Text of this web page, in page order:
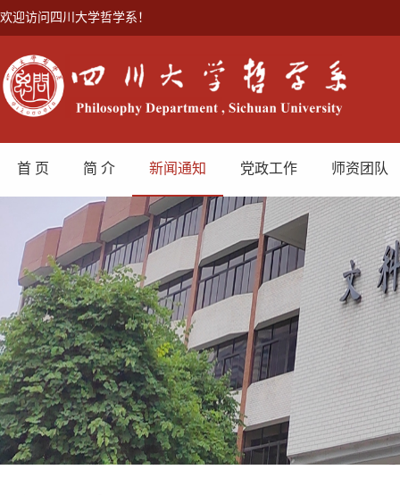
欢迎访问四川大学哲学系！
首 页 简 介 新闻通知 党政工作 师资团队